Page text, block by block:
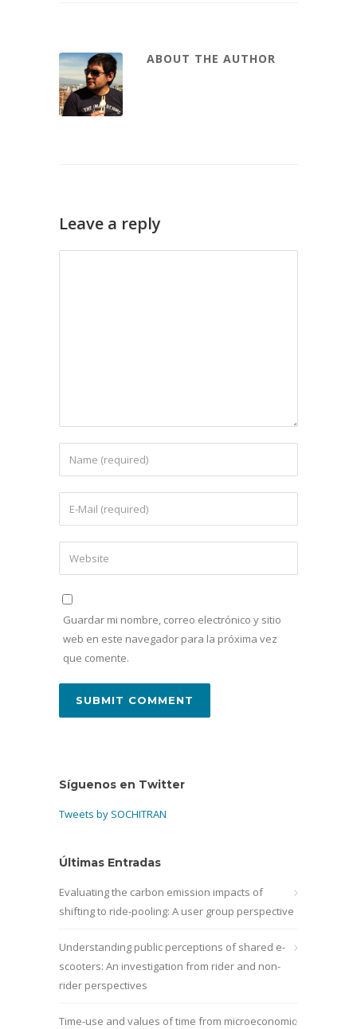
ABOUT THE AUTHOR
Leave a reply
Guardar mi nombre, correo electrónico y sitio
web en este navegador para la próxima vez
que comente.
Síguenos en Twitter
Tweets by SOCHITRAN
Últimas Entradas
Evaluating the carbon emission impacts of
shifting to ride-pooling: A user group perspective
Understanding public perceptions of shared e-
scooters: An investigation from rider and non-
rider perspectives
Time-use and values of time from microeconomic